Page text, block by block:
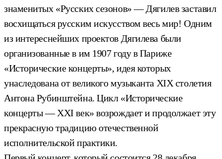
знаменитых «Русских сезонов» — Дягилев заставил
восхищаться русским искусством весь мир! Одним
из интереснейших проектов Дягилева были
организованные в им 1907 году в Париже
«Исторические концерты», идея которых
унаследована от великого музыканта XIX столетия
Антона Рубинштейна. Цикл «Исторические
концерты — XXI век» возрождает и продолжает эту
прекрасную традицию отечественной
исполнительской практики.